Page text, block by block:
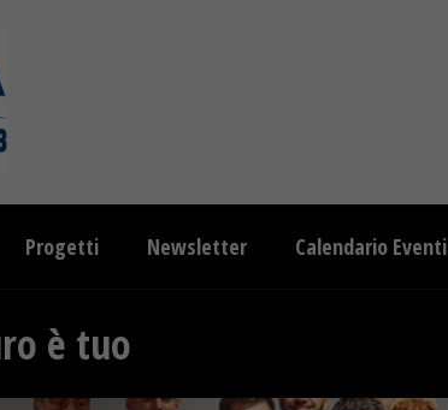
Progetti Newsletter Calendario Eventi
è tuo